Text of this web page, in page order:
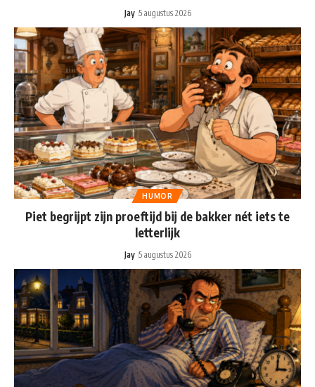
Jay 5 augustus 2026
HUMOR
Piet begrijpt zijn proeftijd bij de bakker nét iets te
letterlijk
Jay 5 augustus 2026